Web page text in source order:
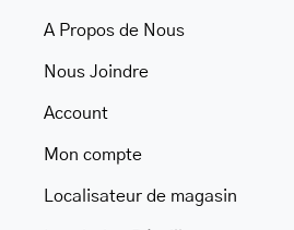
A Propos de Nous
Nous Joindre
Account
Mon compte
Localisateur de magasin